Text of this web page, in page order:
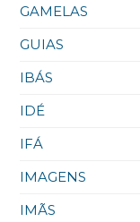
GAMELAS
GUIAS
IBÁS
IDÉ
IFÁ
IMAGENS
IMÃS